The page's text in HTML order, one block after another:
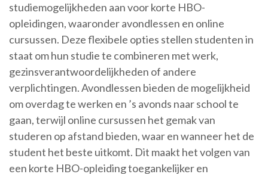
studiemogelijkheden aan voor korte HBO-
opleidingen, waaronder avondlessen en online
cursussen. Deze flexibele opties stellen studenten in
staat om hun studie te combineren met werk,
gezinsverantwoordelijkheden of andere
verplichtingen. Avondlessen bieden de mogelijkheid
om overdag te werken en ’s avonds naar school te
gaan, terwijl online cursussen het gemak van
studeren op afstand bieden, waar en wanneer het de
student het beste uitkomt. Dit maakt het volgen van
een korte HBO-opleiding toegankelijker en